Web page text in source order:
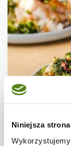
Niniejsza
Dorsz z